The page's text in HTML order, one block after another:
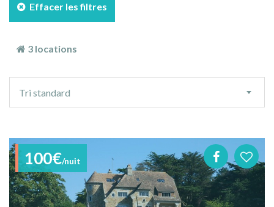
Effacer les filtres
3 locations
tri
Tri standard
100€/nuit